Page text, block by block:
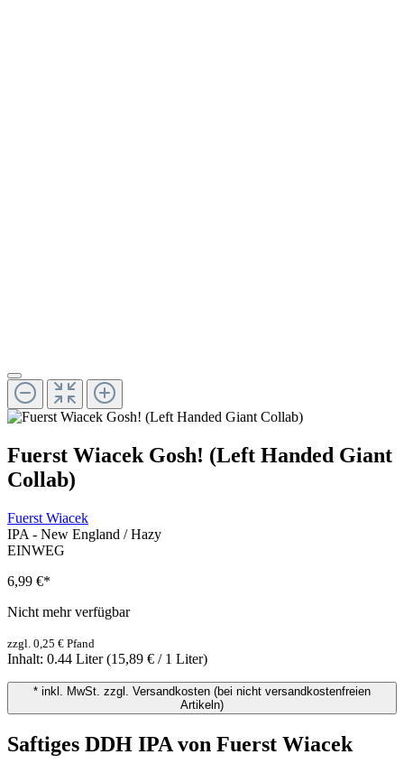
Fuerst Wiacek Gosh! (Left Handed Giant
Collab)
Fuerst Wiacek
IPA - New England / Hazy
EINWEG
6,99 €*
Nicht mehr verfügbar
zzgl. 0,25 € Pfand
Inhalt: 0.44 Liter(15,89 € / 1 Liter)
* inkl. MwSt. zzgl. Versandkosten (bei nicht versandkostenfreien
Artikeln)
Saftiges DDH IPA von Fuerst Wiacek